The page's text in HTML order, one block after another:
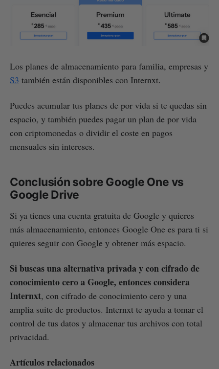
Los planes de almacenamiento para familia, empresas y
S3 también están disponibles con Internxt.
Puedes acumular tus planes de por vida si te quedas sin
espacio, y también puedes pagar un plan de por vida
con criptomonedas o dividir el coste en pagos
mensuales sin intereses.
Conclusión sobre Google One vs
Google Drive
Si ya tienes una cuenta gratuita de Google y quieres
más almacenamiento, entonces Google One es para ti si
quieres seguir con Google y obtener más espacio.
Si buscas una alternativa privada y con cifrado de
conocimiento cero a Google, entonces considera
Internxt, con cifrado de conocimiento cero y una
amplia suite de productos. Internxt te ayuda a tomar el
control de tus datos y almacenar tus archivos con total
privacidad.
Artículos relacionados